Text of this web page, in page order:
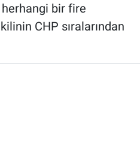
bir fire
CHP sıralarından